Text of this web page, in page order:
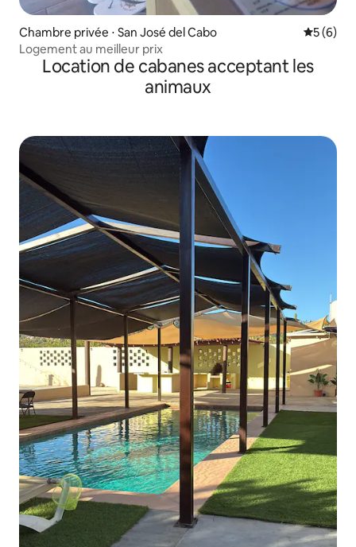
Chambre privée ⋅ San José del Cabo
5 (6)
Logement au meilleur prix
Location de cabanes acceptant les
animaux